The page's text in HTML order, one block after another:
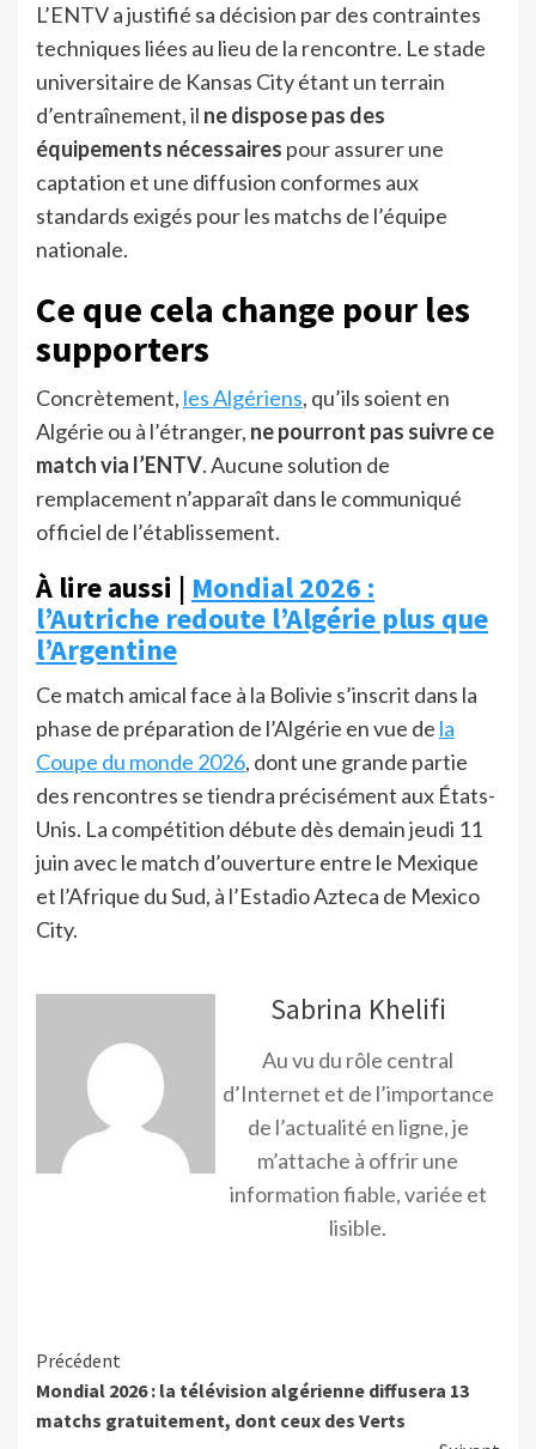
L’ENTV a justifié sa décision par des contraintes
techniques liées au lieu de la rencontre. Le stade
universitaire de Kansas City étant un terrain
d’entraînement, il ne dispose pas des
équipements nécessaires pour assurer une
captation et une diffusion conformes aux
standards exigés pour les matchs de l’équipe
nationale.
Ce que cela change pour les
supporters
Concrètement, les Algériens, qu’ils soient en
Algérie ou à l’étranger, ne pourront pas suivre ce
match via l’ENTV. Aucune solution de
remplacement n’apparaît dans le communiqué
officiel de l’établissement.
À lire aussi | Mondial 2026 :
l’Autriche redoute l’Algérie plus que
l’Argentine
Ce match amical face à la Bolivie s’inscrit dans la
phase de préparation de l’Algérie en vue de la
Coupe du monde 2026, dont une grande partie
des rencontres se tiendra précisément aux États-
Unis. La compétition débute dès demain jeudi 11
juin avec le match d’ouverture entre le Mexique
et l’Afrique du Sud, à l’Estadio Azteca de Mexico
City.
Sabrina Khelifi
Au vu du rôle central
d’Internet et de l’importance
de l’actualité en ligne, je
m’attache à offrir une
information fiable, variée et
lisible.
Précédent
Mondial 2026 : la télévision algérienne diffusera 13
matchs gratuitement, dont ceux des Verts